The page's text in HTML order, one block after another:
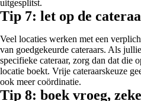
uitgesplitst.
Tip 7: let op de
Veel locaties werken met een
van goedgekeurde cateraars. Als
specifieke cateraar, zorg dan dat die
locatie boekt. Vrije cateraarskeuze
ook meer coördinatie.
Tip 8: boek vroeg,